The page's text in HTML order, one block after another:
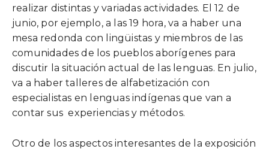
realizar distintas y variadas actividades. El 12 de
junio, por ejemplo, a las 19 hora, va a haber una
mesa redonda con lingüistas y miembros de las
comunidades de los pueblos aborígenes para
discutir la situación actual de las lenguas. En julio,
va a haber talleres de alfabetización con
especialistas en lenguas indígenas que van a
contar sus experiencias y métodos.
Otro de los aspectos interesantes de la exposición